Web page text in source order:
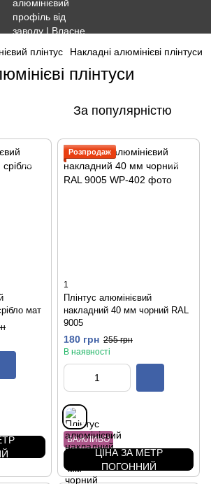
плінтус Накладні алюмінієві плінтуси
плінтуси
За популярністю
мат
Розпродаж
1
Плінтус алюмінієвий
накладний 40 мм чорний RAL
9005
180 грн 255 грн
В наявності
ВАЖЛИВО
ЦІНА ЗА МЕТР
ПОГОННИЙ